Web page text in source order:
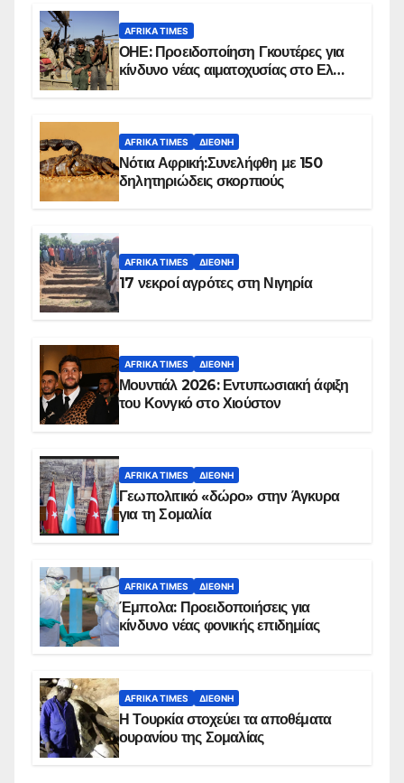
AFRIKA TIMES
ΟΗΕ: Προειδοποίηση Γκουτέρες για
κίνδυνο νέας αιματοχυσίας στο Ελ
AFRIKA TIMES ΔΙΕΘΝΉ
Νότια Αφρική:Συνελήφθη με 150
δηλητηριώδεις σκορπιούς
AFRIKA TIMES ΔΙΕΘΝΉ
17 νεκροί αγρότες στη Νιγηρία
AFRIKA TIMES ΔΙΕΘΝΉ
Μουντιάλ 2026: Εντυπωσιακή άφιξη
του Κονγκό στο Χιούστον
AFRIKA TIMES ΔΙΕΘΝΉ
Γεωπολιτικό «δώρο» στην Άγκυρα
για τη Σομαλία
AFRIKA TIMES ΔΙΕΘΝΉ
Έμπολα: Προειδοποιήσεις για
κίνδυνο νέας φονικής επιδημίας
AFRIKA TIMES ΔΙΕΘΝΉ
Η Τουρκία στοχεύει τα αποθέματα
ουρανίου της Σομαλίας